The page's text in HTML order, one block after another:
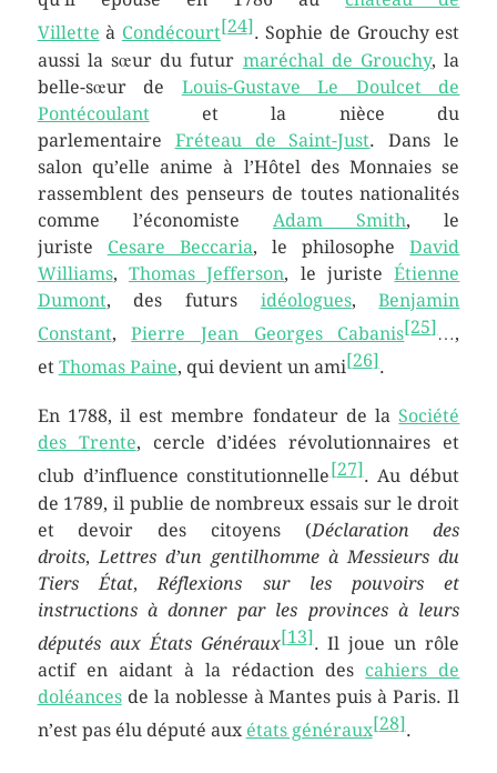
Villette à Condécourt[24] . Sophie de Grouchy est
aussi la sœur du futur maréchal de Grouchy, la
belle-sœur de Louis-Gustave Le Doulcet de
Pontécoulant et la nièce du
parlementaire Fréteau de Saint-Just. Dans le
salon qu’elle anime à l’Hôtel des Monnaies se
rassemblent des penseurs de toutes nationalités
comme l’économiste Adam Smith, le
juriste Cesare Beccaria, le philosopheDavid
Williams, Thomas Jefferson, le juristeÉtienne
Dumont, des futurs idéologues,Benjamin
Constant,Pierre Jean Georges Cabanis[25]…,
et Thomas Paine, qui devient un ami[26].
En 1788, il est membre fondateur de laSociété
des Trente, cercle d’idées révolutionnaires et
club d’influence constitutionnelle[27]. Au début
de 1789, il publie de nombreux essais sur le droit
et devoir des citoyens (Déclaration des
droits, Lettres d’un gentilhomme à Messieurs du
Tiers État, Réflexions sur les pouvoirs et
instructions à donner par les provinces à leurs
députés aux États Généraux[13]. Il joue un rôle
actif en aidant à la rédaction des cahiers de
doléancesde la noblesse à Mantes puis à Paris. Il
n’est pas élu député aux états généraux[28].